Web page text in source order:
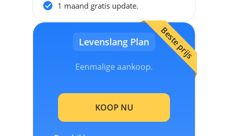
1 maand gratis update.
Beste prijs
Levenslang Plan
Eenmalige aankoop.
KOOP NU